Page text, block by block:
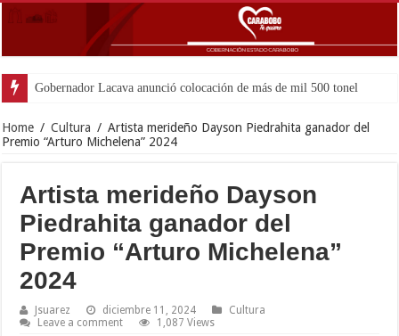
Home / Cultura / Artista merideño Dayson Piedrahita ganador del
Premio “Arturo Michelena” 2024
Artista merideño Dayson
Piedrahita ganador del
Premio “Arturo Michelena”
2024
Jsuarez diciembre 11, 2024
Cultura
Leave a comment
1,087 Views